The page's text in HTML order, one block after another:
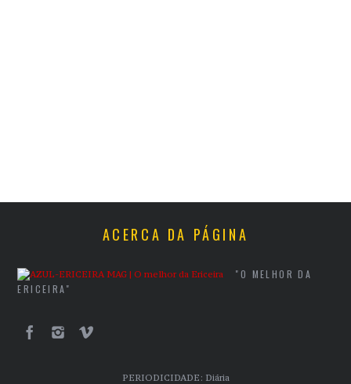
ACERCA DA PÁGINA
"O MELHOR DA
ERICEIRA"
PERIODICIDADE: Diária